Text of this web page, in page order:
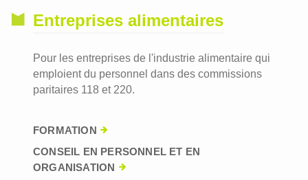
Entreprises alimentaires
Pour les entreprises de l'industrie alimentaire qui
emploient du personnel dans des commissions
paritaires 118 et 220.
FORMATION
CONSEIL EN PERSONNEL ET EN
ORGANISATION